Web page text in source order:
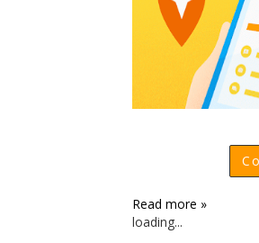
Read more »
loading...